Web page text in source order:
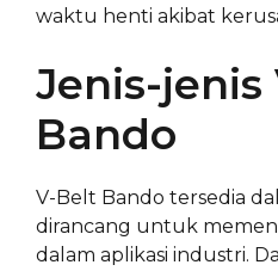
waktu henti akibat
Jenis-jenis
Bando
V-Belt Bando tersedia
dirancang untuk
dalam aplikasi industri.